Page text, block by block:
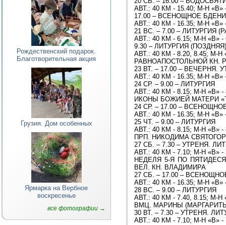
Рождественский подарок.
Благотворительная акция
Грузия. Дом особенных
Ярмарка на Вербное
воскресенье
все фотографии →
АВТ.: 40 КМ - 15.40; М-Н «В»
17.00 – ВСЕНОЩНОЕ
АВТ.: 40 КМ - 16.35; М-Н «В»
21 ВС. – 7.00 – ЛИТУРГИЯ
АВТ.: 40 КМ - 6.15; М-Н «В» -
9.30 – ЛИТУРГИЯ
АВТ.: 40 КМ - 8.20, 8.45; М-Н
РАВНОАПОСТОЛЬНОЙ КН.
23 ВТ. – 17.00 – ВЕЧЕРНЯ.
АВТ.: 40 КМ - 16.35; М-Н «В»
24 СР. – 9.00 – ЛИТУРГИЯ
АВТ.: 40 КМ - 8.15; М-Н «В» -
ИКОНЫ БОЖИЕЙ МАТЕРИ
24 СР. – 17.00 –
АВТ.: 40 КМ - 16.35; М-Н «В»
25 ЧТ. – 9.00 – ЛИТУРГИЯ
АВТ.: 40 КМ - 8.15; М-Н «В» -
ПРП. НИКОДИМА
27 СБ. – 7.30 – УТРЕНЯ.
АВТ.: 40 КМ - 7.10; М-Н «В» -
НЕДЕЛЯ 5-Я ПО
ВЕЛ. КН. ВЛАДИМИРА
27 СБ. – 17.00 –
АВТ.: 40 КМ - 16.35; М-Н «В»
28 ВС. – 9.00 – ЛИТУРГИЯ
АВТ.: 40 КМ - 7.40, 8.15; М-Н
ВМЦ. МАРИНЫ
30 ВТ. – 7.30 – УТРЕНЯ.
АВТ.: 40 КМ - 7.10; М-Н «В» -